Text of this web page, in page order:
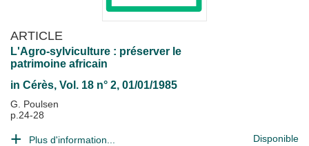
ARTICLE
L'Agro-sylviculture : préserver le
patrimoine africain
in Cérès, Vol. 18 n° 2, 01/01/1985
G. Poulsen
p.24-28
Plus d'information... Disponible